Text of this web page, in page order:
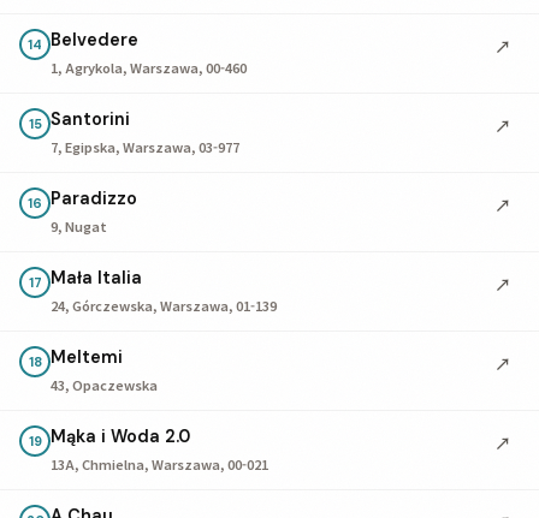
14 Belvedere
1, Agrykola, Warszawa, 00-460
↗
15 Santorini
7, Egipska, Warszawa, 03-977
↗
16 Paradizzo
9, Nugat
↗
17 Mała Italia
24, Górczewska, Warszawa, 01-139
↗
18 Meltemi
43, Opaczewska
↗
19 Mąka i Woda 2.0
13A, Chmielna, Warszawa, 00-021
↗